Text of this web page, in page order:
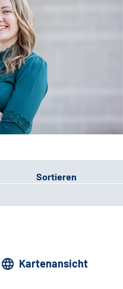
Sortieren
Kartenansicht